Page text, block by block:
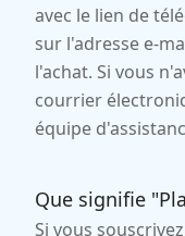
avec le lien de
sur l'adresse e-
l'achat. Si vous
courrier
équipe
Que signifie
Si vous